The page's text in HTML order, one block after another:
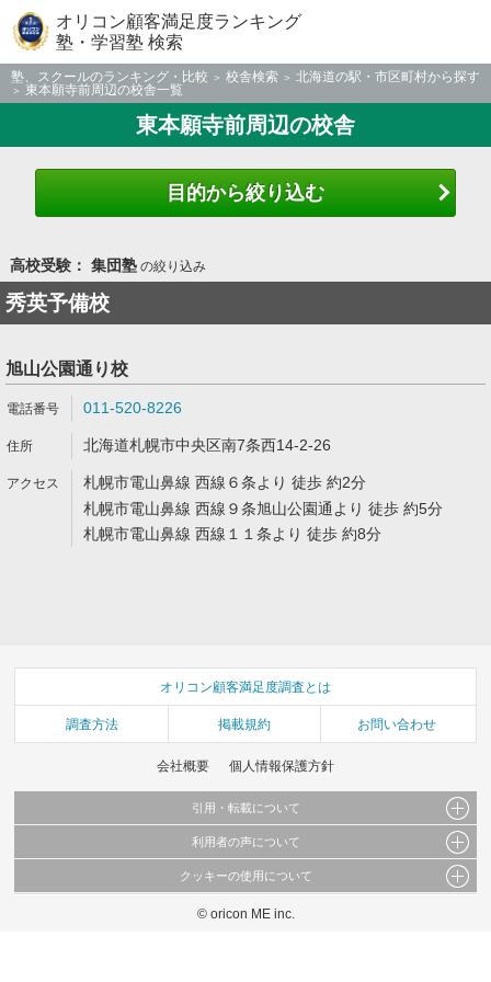
オリコン顧客満足度ランキング
塾・学習塾 検索
塾、スクールのランキング・比較 校舎検索
北海道の駅・市区町村から探す
東本願寺前周辺の校舎一覧
東本願寺前周辺の校舎
目的から絞り込む
高校受験： 集団塾の絞り込み
秀英予備校
旭山公園通り校
011-520-8226
北海道札幌市中央区南7条西14-2-26
札幌市電山鼻線 西線６条より 徒歩 約2分
札幌市電山鼻線 西線９条旭山公園通より 徒歩 約5分
札幌市電山鼻線 西線１１条より 徒歩 約8分
オリコン顧客満足度調査とは
調査方法 掲載規約 お問い合わせ
会社概要 個人情報保護方針
引用・転載について
当サイトで公開されている情報（文字、写真、イラスト、画像データ等）及びこれらの配
これらの情報を権利者の許可なく無断転載・複製などの二次利用を行うことは固く禁じて
利用者の声について
当サイトに掲載している内容はすべてサービスの利用者が提出された見解・感想です。
弊社の見解・ 意見ではないことをご理解いただいた上でご覧ください。
クッキーの使用について
このサイトでは Cookie を使用して、ユーザーに合わせたコンテンツや広告の表示、ソー
© oricon ME inc.